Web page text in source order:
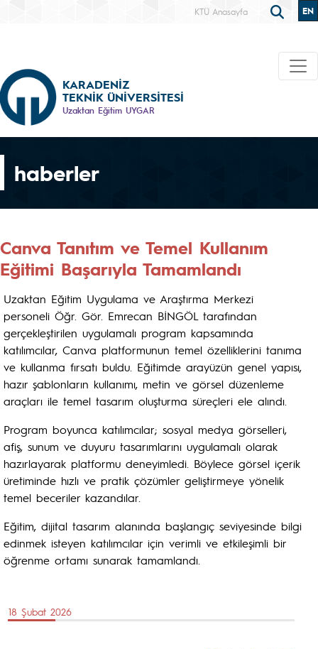
KTÜ Anasayfa EN
KARADENİZ
TEKNİK ÜNİVERSİTESİ
Uzaktan Eğitim UYGAR
haberler
Canva Tanıtım ve Temel Kullanım
Eğitimi Başarıyla Tamamlandı
Uzaktan Eğitim Uygulama ve Araştırma Merkezi
personeli Öğr. Gör. Emrecan BİNGÖL tarafından
gerçekleştirilen uygulamalı program kapsamında
katılımcılar, Canva platformunun temel özelliklerini tanıma
ve kullanma fırsatı buldu. Eğitimde arayüzün genel yapısı,
hazır şablonların kullanımı, metin ve görsel düzenleme
araçları ile temel tasarım oluşturma süreçleri ele alındı.
Program boyunca katılımcılar; sosyal medya görselleri,
afiş, sunum ve duyuru tasarımlarını uygulamalı olarak
hazırlayarak platformu deneyimledi. Böylece görsel içerik
üretiminde hızlı ve pratik çözümler geliştirmeye yönelik
temel beceriler kazandılar.
Eğitim, dijital tasarım alanında başlangıç seviyesinde bilgi
edinmek isteyen katılımcılar için verimli ve etkileşimli bir
öğrenme ortamı sunarak tamamlandı.
18 Şubat 2026